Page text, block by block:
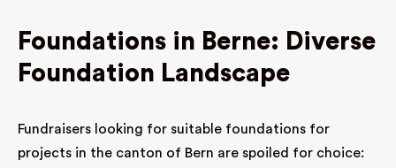
Foundations in Berne: Diverse
Foundation Landscape
Fundraisers looking for suitable foundations for
projects in the canton of Bern are spoiled for choice: